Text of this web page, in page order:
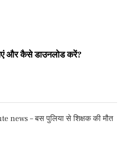
और कैसे डाउनलोड करें?